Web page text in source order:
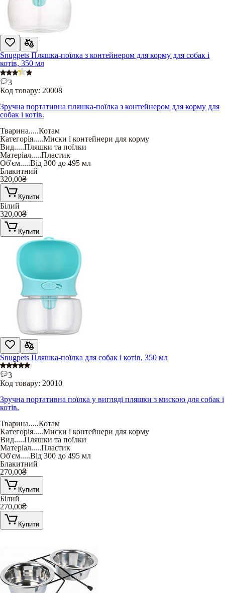
Snugpets Пляшка-поїлка з контейнером для корму для собак і
котів, 350 мл
3
Код товару: 20008
Зручна портативна пляшка-поїлка з контейнером для корму для
собак і котів.
Тварина.....Котам
Категорія.....Миски і контейнери для корму
Вид.....Пляшки та поїлки
Матеріал.....Пластик
Об'єм.....Від 300 до 495 мл
Блакитний
320,00₴
Купити
Білий
320,00₴
Купити
Snugpets Пляшка-поїлка для собак і котів, 350 мл
3
Код товару: 20010
Зручна портативна поїлка у вигляді пляшки з мискою для собак і
котів.
Тварина.....Котам
Категорія.....Миски і контейнери для корму
Вид.....Пляшки та поїлки
Матеріал.....Пластик
Об'єм.....Від 300 до 495 мл
Блакитний
270,00₴
Купити
Білий
270,00₴
Купити